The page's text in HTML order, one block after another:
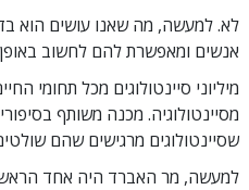
לא. למעשה, מה שאנו עושים הוא
אנשים ומאפשרת להם לחשוב
מיליוני סיינטולוגים מכל תחומי
מסיינטולוגיה. מכנה משותף
שסיינטולוגים מרגישים שהם
למעשה, מר האברד היה אחד